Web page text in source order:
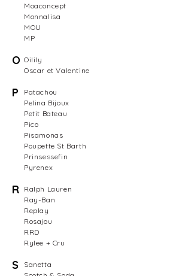
Moaconcept
Monnalisa
MOU
MP
O Oilily
Oscar et Valentine
P
Patachou
Pelina Bijoux
Petit Bateau
Pico
Pisamonas
Poupette St Barth
Prinsessefin
Pyrenex
R Ralph Lauren
Ray-Ban
Replay
Rosajou
RRD
Rylee + Cru
S
Sanetta